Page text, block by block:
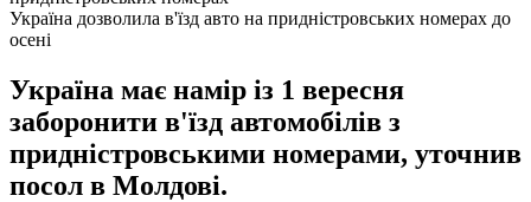
Україна дозволила в'їзд авто на придністровських номерах до
осені
Україна має намір із 1 вересня
заборонити в'їзд автомобілів з
придністровськими номерами, уточнив
посол в Молдові.